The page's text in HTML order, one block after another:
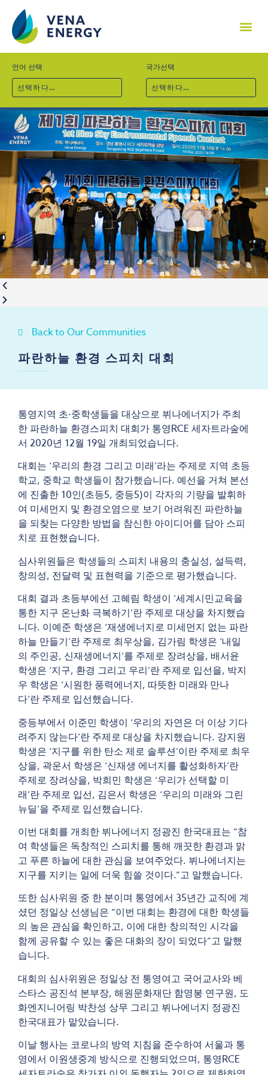
언어 선택
선택하다…
국가선택
선택하다…
Back to Our Communities
파란하늘 환경 스피치 대회
통영지역 초·중학생들을 대상으로 뷔나에너지가 주최
한 파란하늘 환경스피치 대회가 통영RCE 세자트라숲에
서 2020년 12월 19일 개최되었습니다.
대회는 ‘우리의 환경 그리고 미래’라는 주제로 지역 초등
학교, 중학교 학생들이 참가했습니다. 예선을 거쳐 본선
에 진출한 10인(초등5, 중등5)이 각자의 기량을 발휘하
여 미세먼지 및 환경오염으로 보기 어려워진 파란하늘
을 되찾는 다양한 방법을 참신한 아이디어를 담아 스피
치로 표현했습니다.
심사위원들은 학생들의 스피치 내용의 충실성, 설득력,
창의성, 전달력 및 표현력을 기준으로 평가했습니다.
대회 결과 초등부에선 고혜림 학생이 ‘세계시민교육을
통한 지구 온난화 극복하기’란 주제로 대상을 차지했습
니다. 이예준 학생은 ‘재생에너지로 미세먼지 없는 파란
하늘 만들기’란 주제로 최우상을, 김가림 학생은 ‘내일
의 주인공, 신재생에너지’를 주제로 장려상을, 배서윤
학생은 ‘지구, 환경 그리고 우리’란 주제로 입선을, 박지
우 학생은 ‘시원한 풍력에너지, 따뜻한 미래와 만나
다’란 주제로 입선했습니다.
중등부에서 이준민 학생이 ‘우리의 자연은 더 이상 기다
려주지 않는다’란 주제로 대상을 차지했습니다. 강지원
학생은 ‘지구를 위한 탄소 제로 솔루션’이란 주제로 최우
상을, 곽운서 학생은 ‘신재생 에너지를 활성화하자’란
주제로 장려상을, 박희민 학생은 ‘우리가 선택할 미
래’란 주제로 입선, 김은서 학생은 ‘우리의 미래와 그린
뉴딜’을 주제로 입선했습니다.
이번 대회를 개최한 뷔나에너지 정광진 한국대표는 “참
여 학생들은 독창적인 스피치를 통해 깨끗한 환경과 맑
고 푸른 하늘에 대한 관심을 보여주었다. 뷔나에너지는
지구를 지키는 일에 더욱 힘쓸 것이다.”고 말했습니다.
또한 심사위원 중 한 분이며 통영에서 35년간 교직에 계
셨던 정일상 선생님은 “이번 대회는 환경에 대한 학생들
의 높은 관심을 확인하고, 이에 대한 창의적인 시각을
함께 공유할 수 있는 좋은 대화의 장이 되었다”고 말했
습니다.
대회의 심사위원은 정일상 전 통영여고 국어교사와 베
스타스 공진석 본부장, 해원문화재단 함영봉 연구원, 도
화엔지니어링 박찬성 상무 그리고 뷔나에너지 정광진
한국대표가 맡았습니다.
이날 행사는 코로나의 방역 지침을 준수하여 서울과 통
영에서 이원생중계 방식으로 진행되었으며, 통영RCE